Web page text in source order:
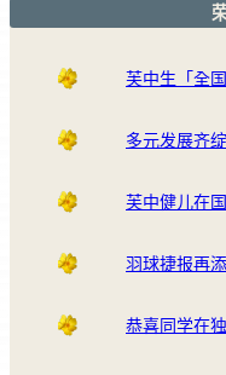
芙中生「全
多元发展齐
芙中健儿在
羽球捷报再
恭喜同学在